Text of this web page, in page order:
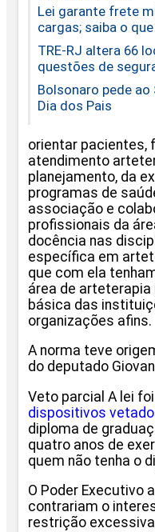
Lei garante frete
cargas; saiba o
TRE-RJ altera 66
questões de
Bolsonaro pede ao
Dia dos Pais
orientar pacientes,
atendimento
planejamento, da
programas de
associação e
profissionais da
docência nas
específica em
que com ela
área de
básica das
organizações afins.
A norma teve
do deputado
Veto parcial A lei
dispositivos
diploma de
quatro anos de
quem não tenha o
O Poder Executivo
contrariam o
restrição